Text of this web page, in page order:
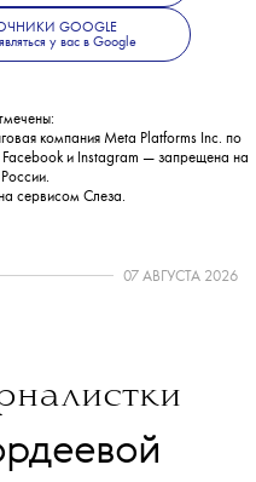
В описании
что вдохновило
GOOGLE
у вас в Google
компания Meta Platforms Inc. по
Facebook и Instagram — запрещена на
сервисом Слеза.
07 АВГУСТА 2026